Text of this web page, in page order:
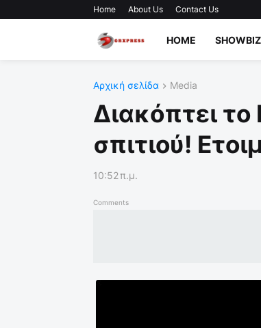
Home About Us Contact Us
HOME
Αρχική σελίδα Media
Διακόπτει
σπιτιού!
10:52 π.μ.
Comments